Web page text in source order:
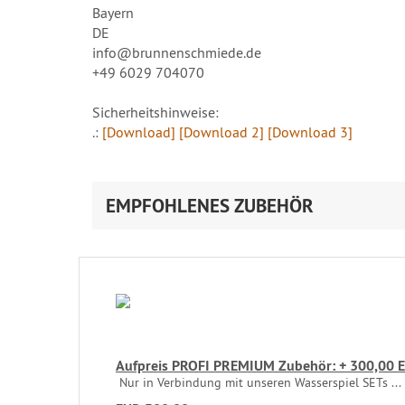
Bayern
DE
info@brunnenschmiede.de
+49 6029 704070
Sicherheitshinweise:
.: [Download] [Download 2] [Download 3]
EMPFOHLENES ZUBEHÖR
Aufpreis PROFI PREMIUM Zubehör: + 300,00
Nur in Verbindung mit unseren Wasserspiel SETs ...